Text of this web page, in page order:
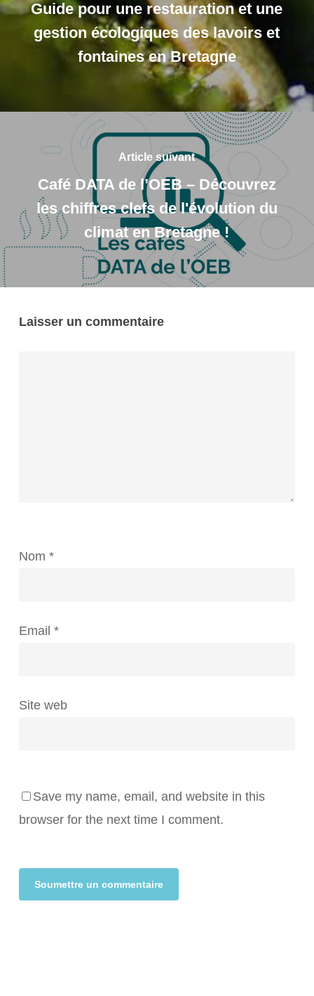
Guide pour une restauration et une
gestion écologiques des lavoirs et
fontaines en Bretagne
Article suivant
Café DATA de l’OEB – Découvrez
les chiffres clefs de l'évolution du
climat en Bretagne !
Laisser un commentaire
Nom *
Email *
Site web
Save my name, email, and website in this
browser for the next time I comment.